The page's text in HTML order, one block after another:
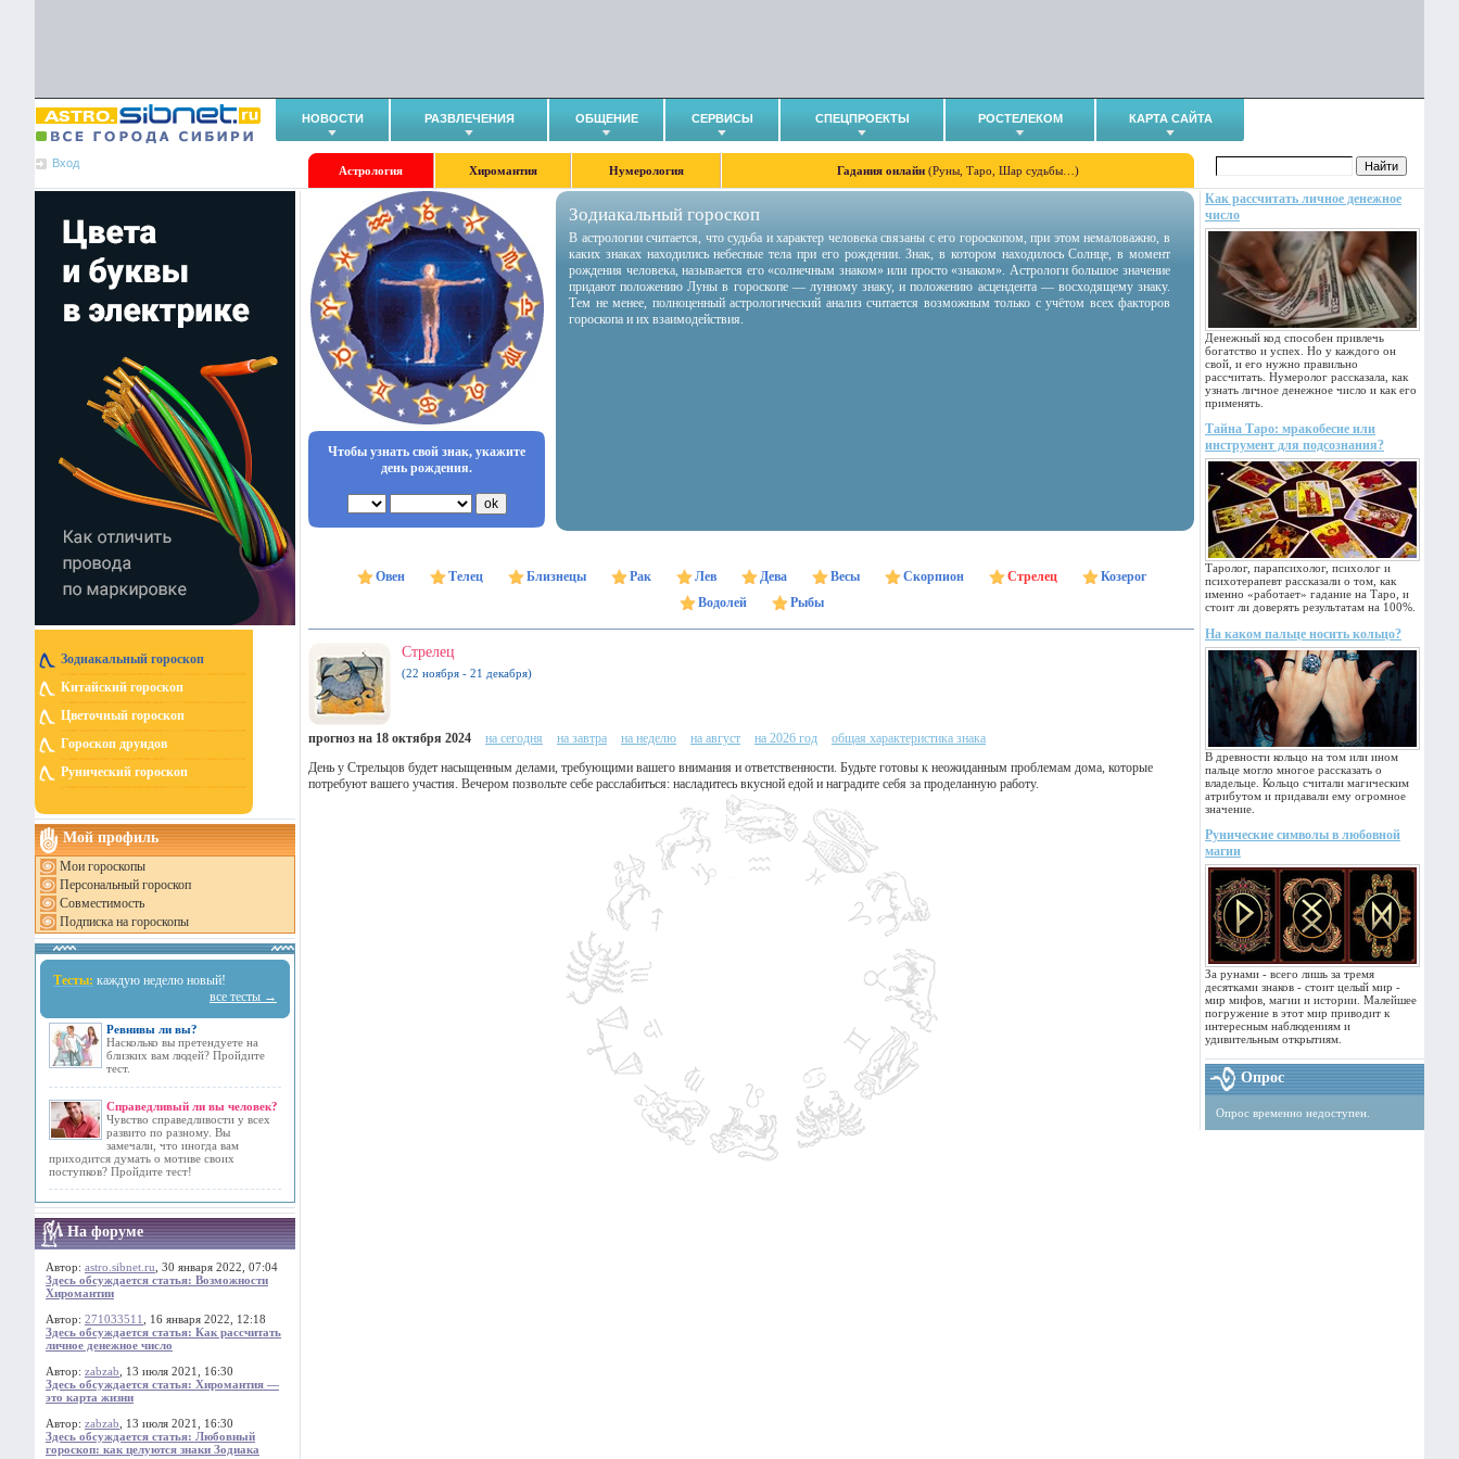
НОВОСТИ РАЗВЛЕЧЕНИЯ ОБЩЕНИЕ СЕРВИСЫ СПЕЦПРОЕКТЫ РОСТЕЛЕКОМ КАРТА САЙТА
Вход
Астрология Хиромантия Нумерология Гадания онлайн (Руны, Таро, Шар судьбы…)
Зодиакальный гороскоп
Китайский гороскоп
Цветочный гороскоп
Гороскоп друидов
Рунический гороскоп
Мой профиль
Мои гороскопы
Персональный гороскоп
Совместимость
Подписка на гороскопы
Тесты: каждую неделю новый!
все тесты →
Ревнивы ли вы?
Насколько вы претендуете на
близких вам людей? Пройдите
тест.
Справедливый ли вы человек?
Чувство справедливости у всех
развито по разному. Вы
замечали, что иногда вам
приходится думать о мотиве своих
поступков? Пройдите тест!
На форуме
Автор: astro.sibnet.ru , 30 января 2022, 07:04
Здесь обсуждается статья: Возможности
Хиромантии
Автор: 271033511
, 16 января 2022, 12:18
Здесь обсуждается статья: Как рассчитать
личное денежное число
Автор: zabzab , 13 июля 2021, 16:30
Здесь обсуждается статья: Хиромантия —
это карта жизни
Автор: zabzab , 13 июля 2021, 16:30
Здесь обсуждается статья: Любовный
гороскоп: как целуются знаки Зодиака
Как рассчитать личное денежное
число
Денежный код способен привлечь
богатство и успех. Но у каждого он
свой, и его нужно правильно
рассчитать. Нумеролог рассказала, как
узнать личное денежное число и как его
применять.
Тайна Таро: мракобесие или
инструмент для подсознания?
Таролог, парапсихолог, психолог и
психотерапевт рассказали о том, как
именно «работает» гадание на Таро, и
стоит ли доверять результатам на 100%.
На каком пальце носить кольцо?
В древности кольцо на том или ином
пальце могло многое рассказать о
владельце. Кольцо считали магическим
атрибутом и придавали ему огромное
значение.
Рунические символы в любовной
магии
За рунами - всего лишь за тремя
десятками знаков - стоит целый мир -
мир мифов, магии и истории. Малейшее
погружение в этот мир приводит к
интересным наблюдениям и
удивительным открытиям.
Опрос
Опрос временно недоступен.
Чтобы узнать свой знак, укажите
день рождения.
Зодиакальный гороскоп
В астрологии считается, что судьба и характер человека связаны с его гороскопом, при этом немаловажно, в
каких знаках находились небесные тела при его рождении. Знак, в котором находилось Солнце, в момент
рождения человека, называется его «солнечным знаком» или просто «знаком». Астрологи большое значение
придают положению Луны в гороскопе — лунному знаку, и положению асцендента — восходящему знаку.
Тем не менее, полноценный астрологический анализ считается возможным только с учётом всех факторов
гороскопа и их взаимодействия.
Овен Телец Близнецы Рак Лев Дева Весы Скорпион Стрелец
Козерог
Водолей
Рыбы
Стрелец
(22 ноября - 21 декабря)
прогноз на 18 октября 2024 на сегодня на завтра на неделю на август на 2026 год
общая характеристика знака
День у Стрельцов будет насыщенным делами, требующими вашего внимания и ответственности. Будьте готовы к неожиданным проблемам дома, которые
потребуют вашего участия. Вечером позвольте себе расслабиться: насладитесь вкусной едой и наградите себя за проделанную работу.